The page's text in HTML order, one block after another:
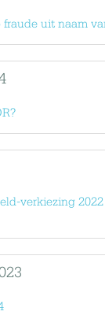
fraude uit naam
verkiezing